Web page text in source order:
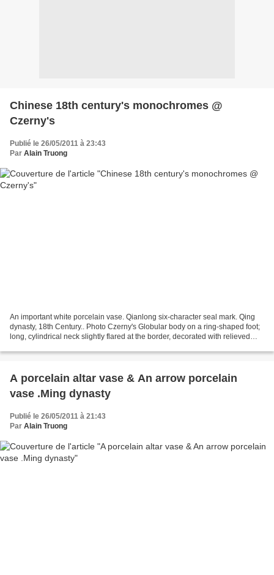
Chinese 18th century's monochromes @
Czerny's
Publié le 26/05/2011 à 23:43
Par Alain Truong
An important white porcelain vase. Qianlong six-character seal mark. Qing
dynasty, 18th Century.. Photo Czerny's Globular body on a ring-shaped foot;
long, cylindrical neck slightly flared at the border, decorated with relieved
A porcelain altar vase & An arrow porcelain
vase .Ming dynasty
Publié le 26/05/2011 à 21:43
Par Alain Truong